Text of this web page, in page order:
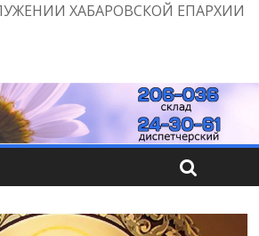
ХАБАРОВСКОЙ ЕПАРХИИ